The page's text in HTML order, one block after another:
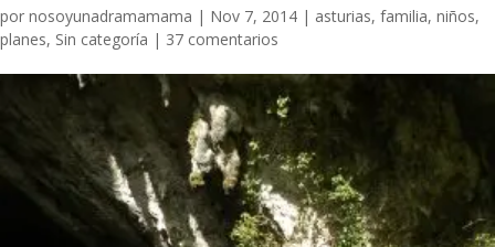
por nosoyunadramamama | Nov 7, 2014 | asturias, familia, niños,
planes, Sin categoría | 37 comentarios